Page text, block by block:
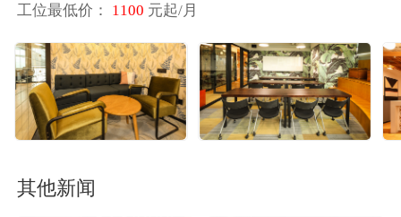
工位最低价： 1100 元起/月
其他新闻